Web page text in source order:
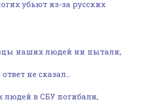
убьют из-за русских
наших людей ни пытали,
не сказал…
людей в СБУ погибали,